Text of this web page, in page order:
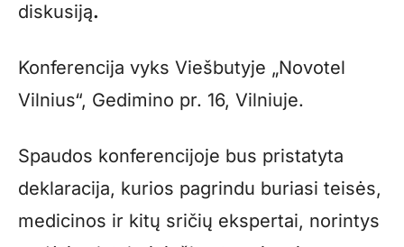
diskusiją.
Konferencija vyks Viešbutyje „Novotel
Vilnius“, Gedimino pr. 16, Vilniuje.
Spaudos konferencijoje bus pristatyta
deklaracija, kurios pagrindu buriasi teisės,
medicinos ir kitų sričių ekspertai, norintys